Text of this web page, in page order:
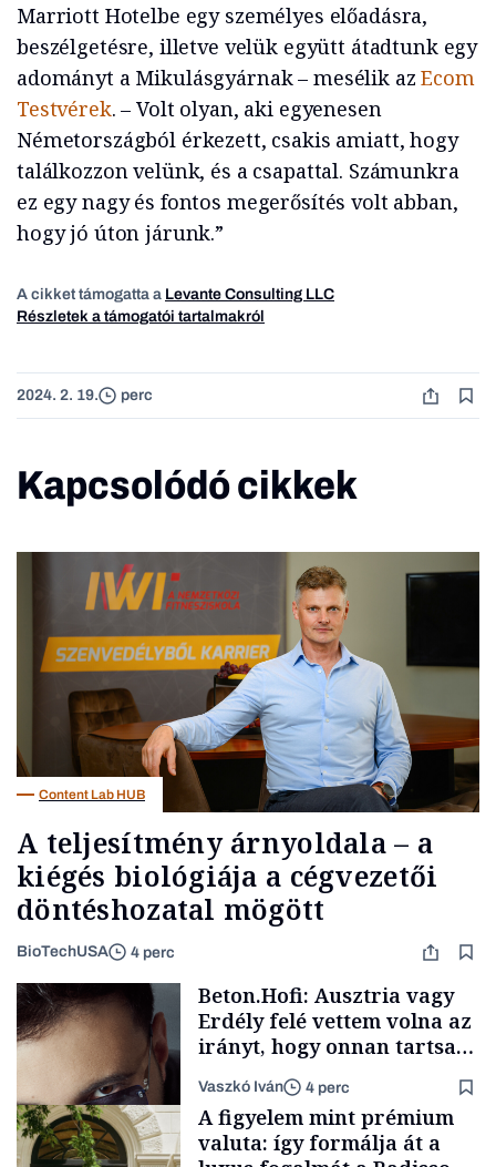
Marriott Hotelbe egy személyes előadásra,
beszélgetésre, illetve velük együtt átadtunk egy
adományt a Mikulásgyárnak – mesélik az Ecom
Testvérek. – Volt olyan, aki egyenesen
Németországból érkezett, csakis amiatt, hogy
találkozzon velünk, és a csapattal. Számunkra
ez egy nagy és fontos megerősítés volt abban,
hogy jó úton járunk.”
A cikket támogatta a Levante Consulting LLC
Részletek a támogatói tartalmakról
2024. 2. 19. perc
Kapcsolódó cikkek
Content Lab HUB
A teljesítmény árnyoldala – a
kiégés biológiája a cégvezetői
döntéshozatal mögött
BioTechUSA 4 perc
Beton.Hofi: Ausztria vagy
Erdély felé vettem volna az
irányt, hogy onnan tartsam
lélegeztetőgépen a magyar
zenét
Vaszkó Iván 4 perc
A figyelem mint prémium
valuta: így formálja át a